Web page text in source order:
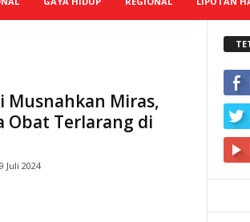
Musnahkan Miras,
Obat Terlarang di
Juli 2024